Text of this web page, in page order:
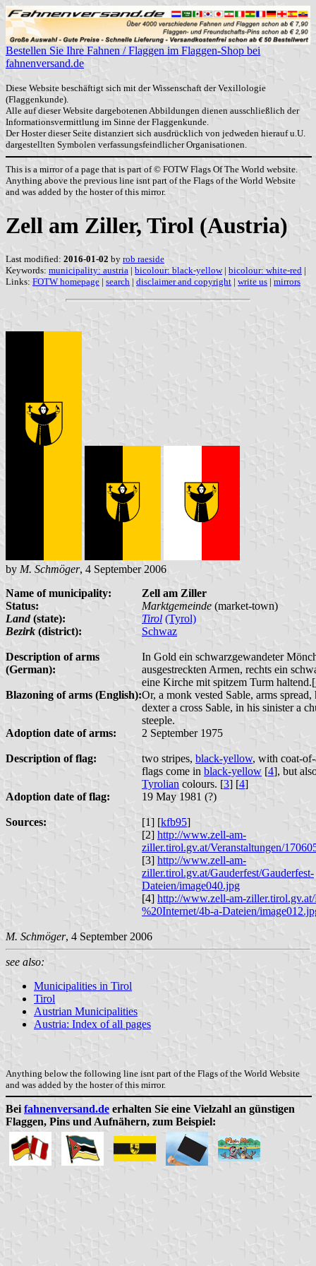
Bestellen Sie Ihre Fahnen / Flaggen im Flaggen-Shop bei
fahnenversand.de
Diese Website beschäftigt sich mit der Wissenschaft der Vexillologie
(Flaggenkunde).
Alle auf dieser Website dargebotenen Abbildungen dienen ausschließlich der
Informationsvermittlung im Sinne der Flaggenkunde.
Der Hoster dieser Seite distanziert sich ausdrücklich von jedweden hierauf u.U.
dargestellten Symbolen verfassungsfeindlicher Organisationen.
This is a mirror of a page that is part of © FOTW Flags Of The World website.
Anything above the previous line isnt part of the Flags of the World Website
and was added by the hoster of this mirror.
Zell am Ziller, Tirol (Austria)
Last modified: 2016-01-02 by rob raeside
Keywords: municipality: austria | bicolour: black-yellow| bicolour: white-red |
Links: FOTW homepage | search | disclaimer and copyright | write us | mirrors
by M. Schmöger, 4 September 2006
Name of municipality:
Zell am Ziller
Status:
Marktgemeinde (market-town)
Land(state): Tirol (Tyrol)
Bezirk (district): Schwaz
Description of arms
(German):
In Gold ein schwarzgewandeter
ausgestreckten Armen, rechts ein
eine Kirche mit spitzem Turm haltend.[
Blazoning of arms (English):Or, a monk vested Sable, arms
dexter a cross Sable, in his sinister a
steeple.
Adoption date of arms:
2 September 1975
Description of flag: two stripes, black-yellow, with coat-
flags come in black-yellow [4], but
Tyrolian colours. [3] [4]
Adoption date of flag:
19 May 1981 (?)
Sources: [1] [kfb95]
[2] http://www.zell-am-
ziller.tirol.gv.at/Veranstaltungen/
[3] http://www.zell-am-
ziller.tirol.gv.at/Gauderfest/Gauderfest-
Dateien/image040.jpg
[4] http://www.zell-am-
%20Internet/4b-a-Dateien/
M. Schmöger, 4 September 2006
see also:
Municipalities in Tirol
Tirol
Austrian Municipalities
Austria: Index of all pages
Anything below the following line isnt part of the Flags of the World Website
and was added by the hoster of this mirror.
Bei fahnenversand.de erhalten Sie eine Vielzahl an günstigen
Flaggen, Pins und Aufnähern, zum Beispiel: